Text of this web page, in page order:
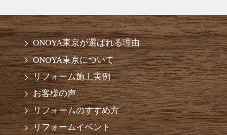
ONOYA東京が選ばれる理由
ONOYA東京について
リフォーム施工実例
お客様の声
リフォームのすすめ方
リフォームイベント